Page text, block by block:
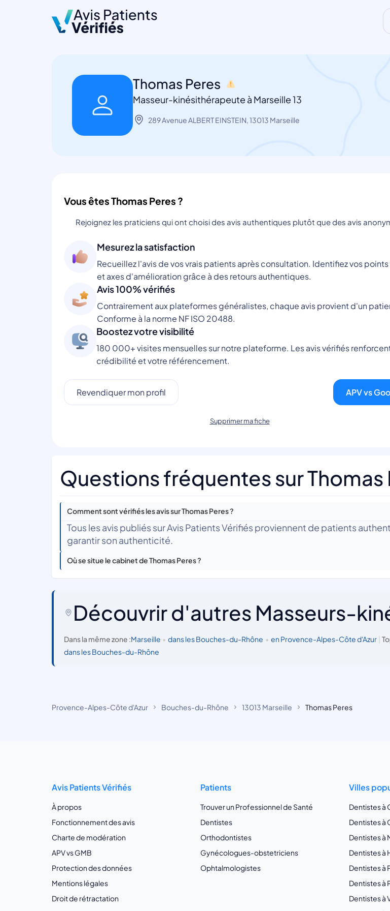
Thomas Peres
Masseur-kinésithérapeute à Marseille 13
289 Avenue ALBERT EINSTEIN, 13013 Marseille
Vous êtes Thomas Peres ?
Rejoignez les praticiens qui ont choisi des avis authentiques plutôt que des avis
Mesurez la satisfaction
Recueillez l'avis de vos vrais patients après consultation. Identifiez vos
et axes d'amélioration grâce à des retours authentiques.
Avis 100% vérifiés
Contrairement aux plateformes généralistes, chaque avis provient d'un
Conforme à la norme NF ISO 20488.
Boostez votre visibilité
180 000+ visites mensuelles sur notre plateforme. Les avis vérifiés
crédibilité et votre référencement.
Revendiquer mon profil APV vs
Supprimer ma fiche
Questions fréquentes sur Thomas
Comment sont vérifiés les avis sur Thomas Peres ?
Tous les avis publiés sur Avis Patients Vérifiés proviennent de patients
garantir son authenticité.
Où se situe le cabinet de Thomas Peres ?
Découvrir d'autres Masseurs-
Dans la même zone :Marseille • dans les Bouches-du-Rhône • en Provence-Alpes-Côte d'Azur |
dans les Bouches-du-Rhône
Provence-Alpes-Côte d'Azur Bouches-du-Rhône 13013 Marseille Thomas Peres
Avis Patients Vérifiés
À propos
Fonctionnement des avis
Charte de modération
APV vs GMB
Protection des données
Mentions légales
Droit de rétractation
Patients
Trouver un Professionnel de Santé
Dentistes
Orthodontistes
Gynécologues-obstetriciens
Ophtalmologistes
Villes
Dentistes à
Dentistes à
Dentistes à
Dentistes à
Dentistes à
Dentistes à
Dentistes à